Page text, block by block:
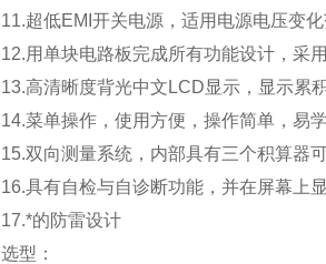
11.超低EMI开关电源，适用电源电压变
12.用单块电路板完成所有功能设计，采
13.高清晰度背光中文LCD显示，显示累
14.菜单操作，使用方便，操作简单，易
15.双向测量系统，内部具有三个积算器
16.具有自检与自诊断功能，并在屏幕上
17.*的防雷设计
选型：